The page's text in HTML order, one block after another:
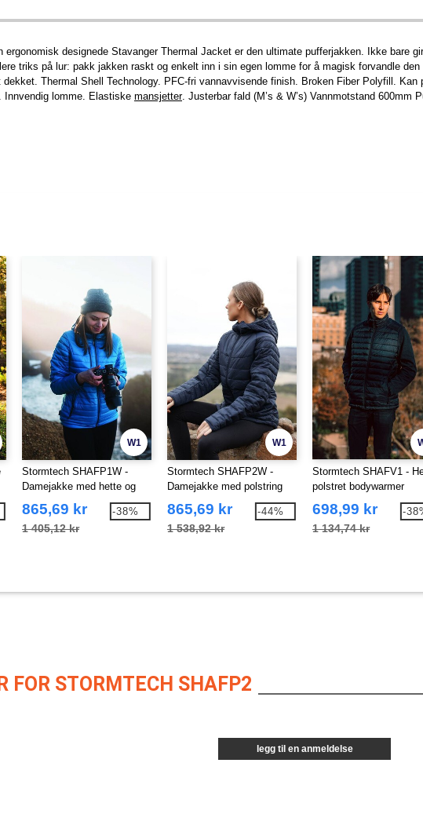
ergonomisk designede Stavanger Thermal Jacket er den ultimate pufferjakken. Ikke bare
triks på lur: pakk jakken raskt og enkelt inn i sin egen lomme for å magisk forvandle
Thermal Shell Technology. PFC-fri vannavvisende finish. Broken Fiber Polyfill.
lomme. Elastiske mansjetter. Justerbar fald (M’s & W’s) Vannmotstand 600mm
W1
Stormtech SHAFP1W -
Damejakke med hette og
865,69 kr
1 405,12 kr
-38%
W1
Stormtech SHAFP2W -
Damejakke med polstring
865,69 kr
1 538,92 kr
-44%
Stormtech SHAFV1 -
polstret bodywarmer
698,99 kr
1 134,74 kr
-
FOR STORMTECH SHAFP2
legg til en anmeldelse